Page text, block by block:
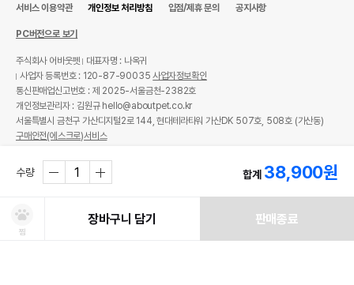
수량 합계 38,900원
찜
장바구니 담기 판매종료
서비스 이용약관 개인정보 처리방침 입점/제휴 문의 공지사항
PC버전으로 보기
주식회사 어바웃펫
대표자명 : 나옥귀
사업자 등록번호 : 120-87-90035사업자정보확인
통신판매업신고번호 : 제 2025-서울금천-2382호
개인정보관리자 : 김원규 hello@aboutpet.co.kr
서울특별시 금천구 가산디지털2로 144, 현대테라타워 가산DK 507호, 508호 (가산동)
구매안전(에스크로)서비스